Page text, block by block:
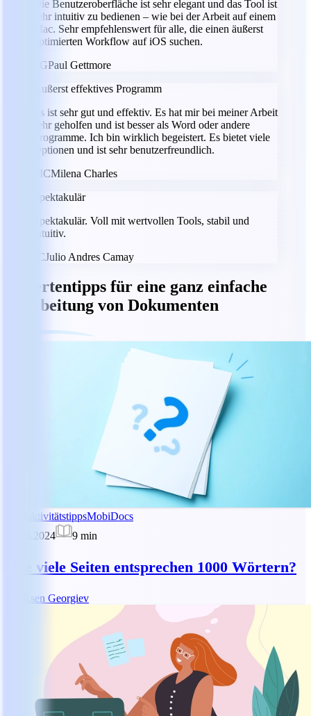
Die Benutzeroberfläche ist sehr elegant und das Tool ist
sehr intuitiv zu bedienen – wie bei der Arbeit auf einem
Mac. Sehr empfehlenswert für alle, die einen äußerst
optimierten Workflow auf iOS suchen.
PGPaul Gettmore
Äußerst effektives Programm
Es ist sehr gut und effektiv. Es hat mir bei meiner Arbeit
sehr geholfen und ist besser als Word oder andere
Programme. Ich bin wirklich begeistert. Es bietet viele
Optionen und ist sehr benutzerfreundlich.
MCMilena Charles
Spektakulär
Spektakulär. Voll mit wertvollen Tools, stabil und
intuitiv.
JCJulio Andres Camay
Expertentipps für eine ganz einfache
Bearbeitung von Dokumenten
ProduktivitätstippsMobiDocs
20.06.2024
9 min
Wie viele Seiten entsprechen 1000 Wörtern?
Asen Georgiev